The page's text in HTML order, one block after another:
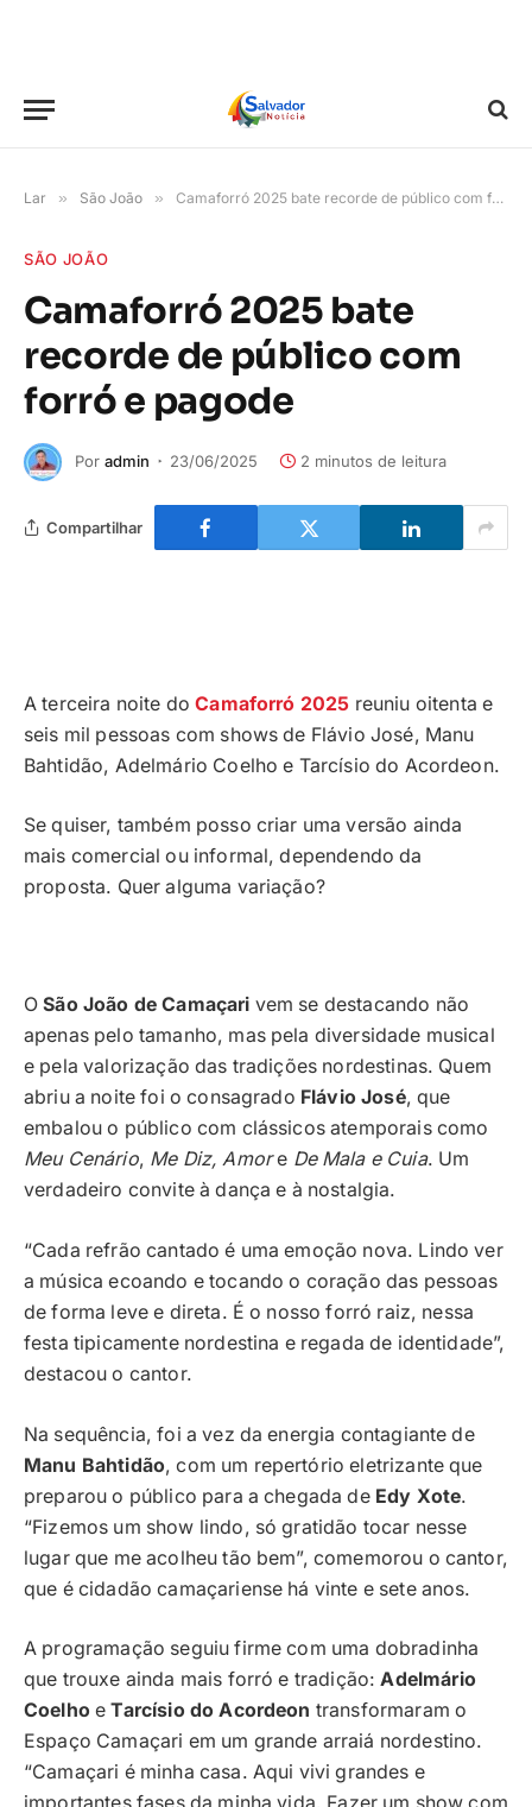
Lar » São João » Camaforró 2025 bate recorde de público com forró e pagode
SÃO JOÃO
Camaforró 2025 bate
recorde de público com
forró e pagode
Por admin 23/06/2025 2 minutos de leitura
Compartilhar
A terceira noite doCamaforró 2025 reuniu oitenta e
seis mil pessoas com shows de Flávio José, Manu
Bahtidão, Adelmário Coelho e Tarcísio do Acordeon.
Se quiser, também posso criar uma versão ainda
mais comercial ou informal, dependendo da
proposta. Quer alguma variação?
OSão João de Camaçari vem se destacando não
apenas pelo tamanho, mas pela diversidade musical
e pela valorização das tradições nordestinas. Quem
abriu a noite foi o consagrado Flávio José, que
embalou o público com clássicos atemporais como
Meu Cenário, Me Diz, Amore De Mala e Cuia. Um
verdadeiro convite à dança e à nostalgia.
“Cada refrão cantado é uma emoção nova. Lindo ver
a música ecoando e tocando o coração das pessoas
de forma leve e direta. É o nosso forró raiz, nessa
festa tipicamente nordestina e regada de identidade”,
destacou o cantor.
Na sequência, foi a vez da energia contagiante de
Manu Bahtidão, com um repertório eletrizante que
preparou o público para a chegada de Edy Xote.
“Fizemos um show lindo, só gratidão tocar nesse
lugar que me acolheu tão bem”, comemorou o cantor,
que é cidadão camaçariense há vinte e sete anos.
A programação seguiu firme com uma dobradinha
que trouxe ainda mais forró e tradição:Adelmário
Coelho eTarcísio do Acordeon transformaram o
Espaço Camaçari em um grande arraiá nordestino.
“Camaçari é minha casa. Aqui vivi grandes e